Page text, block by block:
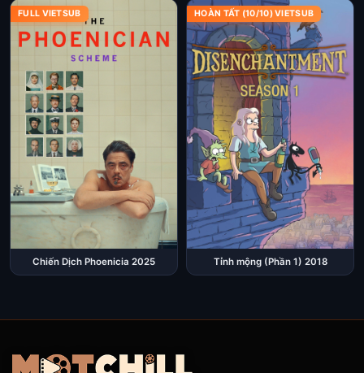
FULL VIETSUB
Chiến Dịch Phoenicia 2025
HOÀN TẤT (10/10) VIETSUB
Tỉnh mộng (Phần 1) 2018